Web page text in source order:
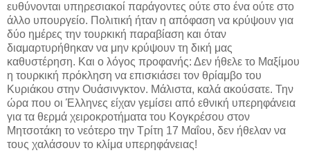
ευθύνονται υπηρεσιακοί παράγοντες ούτε στο ένα ούτε στο
άλλο υπουργείο. Πολιτική ήταν η απόφαση να κρύψουν για
δύο ημέρες την τουρκική παραβίαση και όταν
διαμαρτυρήθηκαν να μην κρύψουν τη δική μας
καθυστέρηση. Και ο λόγος προφανής: Δεν ήθελε το Μαξίμου
η τουρκική πρόκληση να επισκιάσει τον θρίαμβο του
Κυριάκου στην Ουάσινγκτον. Μάλιστα, καλά ακούσατε. Την
ώρα που οι Έλληνες είχαν γεμίσει από εθνική υπερηφάνεια
για τα θερμά χειροκροτήματα του Κογκρέσου στον
Μητσοτάκη το νεότερο την Τρίτη 17 Μαΐου, δεν ήθελαν να
τους χαλάσουν το κλίμα υπερηφάνειας!